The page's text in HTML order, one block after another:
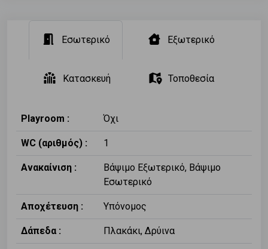
Εσωτερικό Εξωτερικό
Κατασκευή Τοποθεσία
Playroom : Όχι
WC (αριθμός) : 1
Ανακαίνιση :
Βάψιμο Εξωτερικό, Βάψιμο
Εσωτερικό
Αποχέτευση : Υπόνομος
Δάπεδα : Πλακάκι, Δρύινα